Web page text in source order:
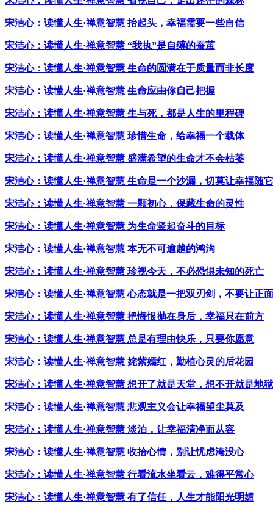
宋洁心：读懂人生·禅意智慧 抬起头，幸福需要一些自信
宋洁心：读懂人生·禅意智慧 “我执”是自缚的蚕茧
宋洁心：读懂人生·禅意智慧 生命的圆满在于质量而非长度
宋洁心：读懂人生·禅意智慧 生命应由你自己把握
宋洁心：读懂人生·禅意智慧 生与死，都是人生的里程碑
宋洁心：读懂人生·禅意智慧 珍惜生命，给幸福一个载体
宋洁心：读懂人生·禅意智慧 盛满希望的生命才不会枯萎
宋洁心：读懂人生·禅意智慧 生命是一个沙漏，切莫让幸福随
宋洁心：读懂人生·禅意智慧 一颗初心，保藏生命的灵性
宋洁心：读懂人生·禅意智慧 为生命竖起奋斗的目标
宋洁心：读懂人生·禅意智慧 本无不可逾越的鸿沟
宋洁心：读懂人生·禅意智慧 珍视今天，不必恐惧未知的死亡
宋洁心：读懂人生·禅意智慧 心态就是一把双刃剑，不要让正
宋洁心：读懂人生·禅意智慧 把悔恨抛在身后，幸福只在前方
宋洁心：读懂人生·禅意智慧 总是有理由快乐，只要你愿意
宋洁心：读懂人生·禅意智慧 姹紫嫣红，勤植心灵的后花园
宋洁心：读懂人生·禅意智慧 想开了就是天堂，想不开就是地狱
宋洁心：读懂人生·禅意智慧 悲观主义会让幸福望尘莫及
宋洁心：读懂人生·禅意智慧 淡泊，让幸福清净而从容
宋洁心：读懂人生·禅意智慧 收拾心情，别让忧虑淹没心
宋洁心：读懂人生·禅意智慧 行看流水坐看云，难得平常心
宋洁心：读懂人生·禅意智慧 有了信任，人生才能阳光明媚